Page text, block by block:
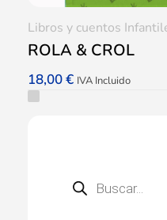
ROLA & CROL
18,00€ IVA Incluido
Libros y cuentos